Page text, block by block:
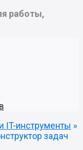
работы,
IT-инструменты »
задач